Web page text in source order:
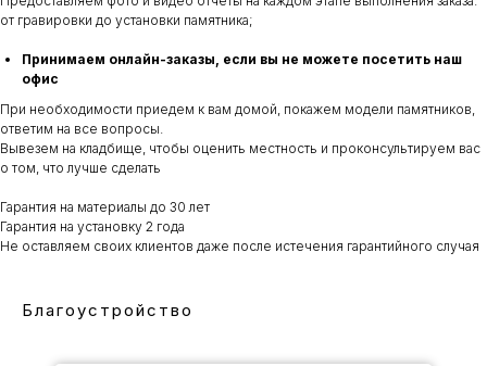
от гравировки до установки памятника;
Принимаем онлайн-заказы, если вы не можете посетить наш
офис
При необходимости приедем к вам домой, покажем модели памятников,
ответим на все вопросы.
Вывезем на кладбище, чтобы оценить местность и проконсультируем вас
о том, что лучше сделать
Гарантия на материалы до 30 лет
Гарантия на установку 2 года
Не оставляем своих клиентов даже после истечения гарантийного случая
Благоустройство